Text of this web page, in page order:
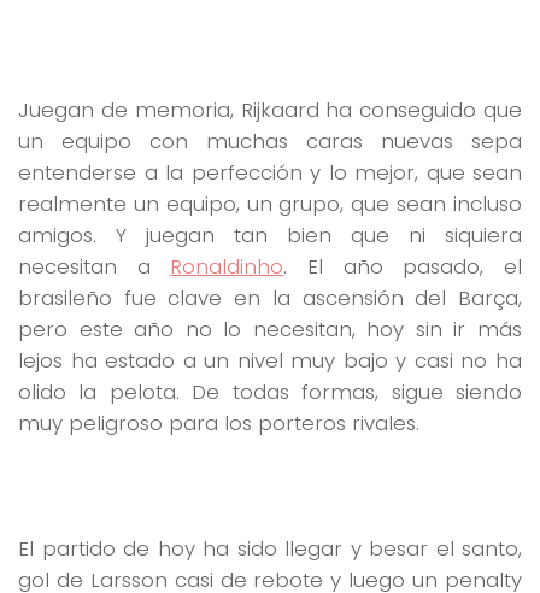
Juegan de memoria, Rijkaard ha conseguido que
un equipo con muchas caras nuevas sepa
entenderse a la perfección y lo mejor, que sean
realmente un equipo, un grupo, que sean incluso
amigos. Y juegan tan bien que ni siquiera
necesitan a Ronaldinho. El año pasado, el
brasileño fue clave en la ascensión del Barça,
pero este año no lo necesitan, hoy sin ir más
lejos ha estado a un nivel muy bajo y casi no ha
olido la pelota. De todas formas, sigue siendo
muy peligroso para los porteros rivales.
El partido de hoy ha sido llegar y besar el santo,
gol de Larsson casi de rebote y luego un penalty